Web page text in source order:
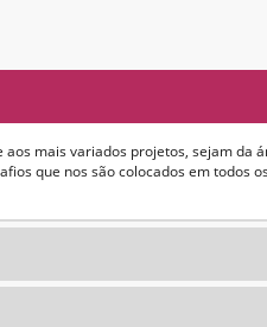
mais variados projetos, sejam
que nos são colocados em